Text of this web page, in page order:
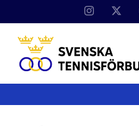
Instagram